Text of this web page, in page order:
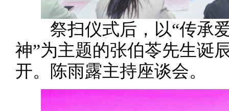
祭扫仪式后，以“传承爱
神”为主题的张伯苓先生诞
开。陈雨露主持座谈会。